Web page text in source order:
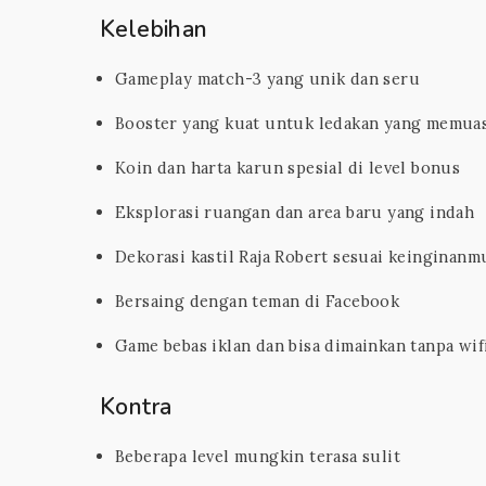
Kelebihan
Gameplay match-3 yang unik dan seru
Booster yang kuat untuk ledakan yang
Koin dan harta karun spesial di level bonus
Eksplorasi ruangan dan area baru yang indah
Dekorasi kastil Raja Robert sesuai
Bersaing dengan teman di Facebook
Game bebas iklan dan bisa dimainkan tanpa
Kontra
Beberapa level mungkin terasa sulit